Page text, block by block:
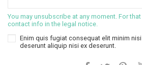
You may unsubscribe at any moment. For
contact info in the legal notice.
Enim quis fugiat consequat elit minim
deserunt aliquip nisi ex deserunt.